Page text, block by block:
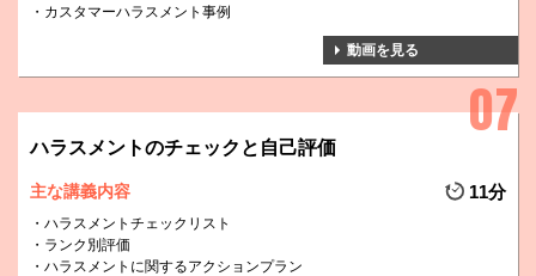
カスタマーハラスメント事例
動画を見る
ハラスメントのチェックと自己評価
主な講義内容 11分
ハラスメントチェックリスト
ランク別評価
ハラスメントに関するアクションプラン